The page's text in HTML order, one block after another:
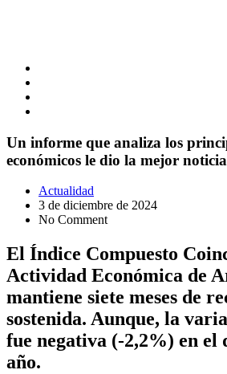
Un informe que analiza los
económicos le dio la mejor
Actualidad
3 de diciembre de 2024
No Comment
El Índice Compuesto
Actividad Económica de
mantiene siete meses de
sostenida. Aunque, la
fue negativa (-2,2%) en el
año.